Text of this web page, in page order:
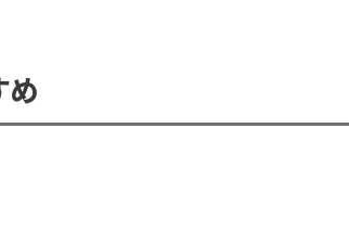
め